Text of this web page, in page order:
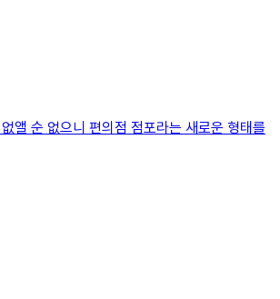
앨 순 없으니 편의점 점포라는 새로운 형태를